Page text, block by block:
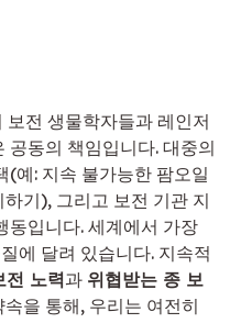
보전 생물학자들과 레인저
공동의 책임입니다. 대중의
(예: 지속 불가능한 팜오일
기), 그리고 보전 기관 지
동입니다. 세계에서 가장
에 달려 있습니다. 지속적
전 노력과 위협받는 종 보
을 통해, 우리는 여전히